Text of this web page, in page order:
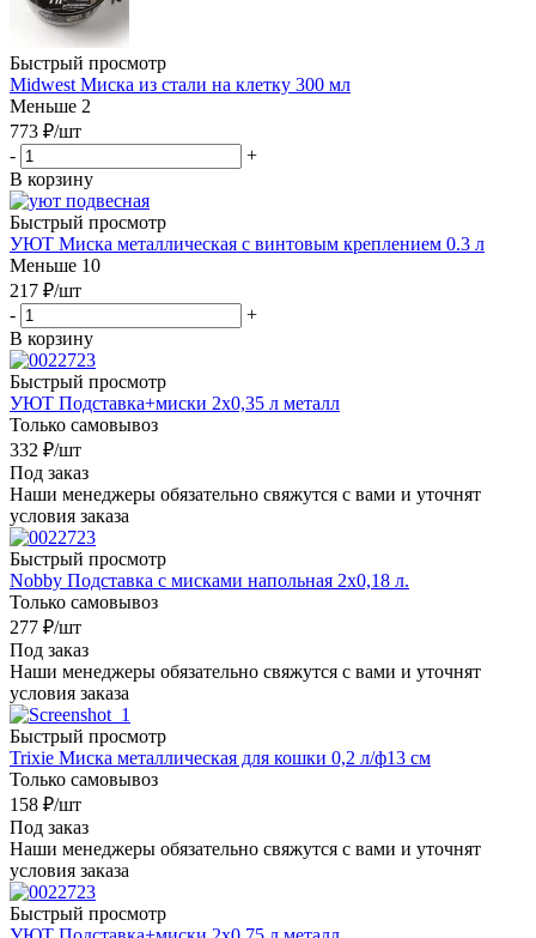
Быстрый просмотр
Midwest Миска из стали на клетку 300 мл
Меньше 2
773 ₽/шт
-
+
В корзину
Быстрый просмотр
УЮТ Миска металлическая с винтовым креплением 0.3 л
Меньше 10
217 ₽/шт
-
+
В корзину
Быстрый просмотр
УЮТ Подставка+миски 2х0,35 л металл
Только самовывоз
332 ₽/шт
Под заказ
Наши менеджеры обязательно свяжутся с вами и уточнят
условия заказа
Быстрый просмотр
Nobby Подставка с мисками напольная 2х0,18 л.
Только самовывоз
277 ₽/шт
Под заказ
Наши менеджеры обязательно свяжутся с вами и уточнят
условия заказа
Быстрый просмотр
Trixie Миска металлическая для кошки 0,2 л/ф13 см
Только самовывоз
158 ₽/шт
Под заказ
Наши менеджеры обязательно свяжутся с вами и уточнят
условия заказа
Быстрый просмотр